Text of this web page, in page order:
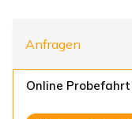
Anfragen
Online